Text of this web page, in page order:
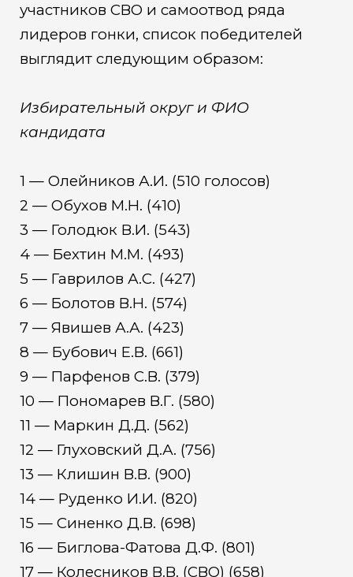
участников СВО и самоотвод ряда
лидеров гонки, список победителей
выглядит следующим образом:
Избирательный округ и ФИО
кандидата
1 — Олейников А.И. (510 голосов)
2 — Обухов М.Н. (410)
3 — Голодюк В.И. (543)
4 — Бехтин М.М. (493)
5 — Гаврилов А.С. (427)
6 — Болотов В.Н. (574)
7 — Явишев А.А. (423)
8 — Бубович Е.В. (661)
9 — Парфенов С.В. (379)
10 — Пономарев В.Г. (580)
11 — Маркин Д.Д. (562)
12 — Глуховский Д.А. (756)
13 — Клишин В.В. (900)
14 — Руденко И.И. (820)
15 — Синенко Д.В. (698)
16 — Биглова-Фатова Д.Ф. (801)
17 — Колесников В.В. (СВО) (658)